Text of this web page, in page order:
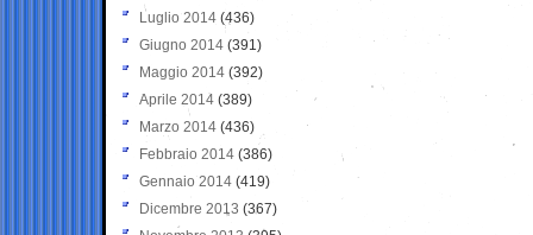
Luglio 2014 (436)
Giugno 2014 (391)
Maggio 2014 (392)
Aprile 2014 (389)
Marzo 2014 (436)
Febbraio 2014 (386)
Gennaio 2014 (419)
Dicembre 2013 (367)